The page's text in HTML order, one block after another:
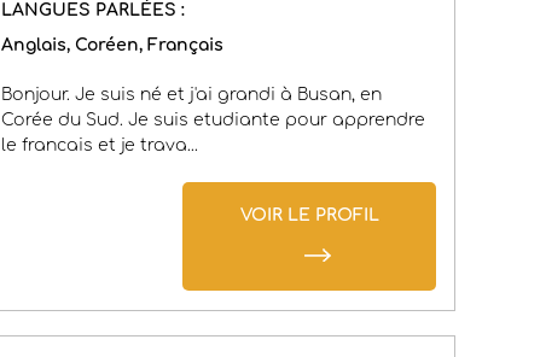
LANGUES PARLÉES :
Anglais Coréen Français
Bonjour. Je suis né et j'ai grandi à Busan, en
Corée du Sud. Je suis etudiante pour apprendre
le francais et je trava...
VOIR LE PROFIL